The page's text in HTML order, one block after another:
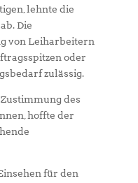
lehnte die
Die
von Leiharbeitern
oder
zulässig.
des
hoffte der
für den